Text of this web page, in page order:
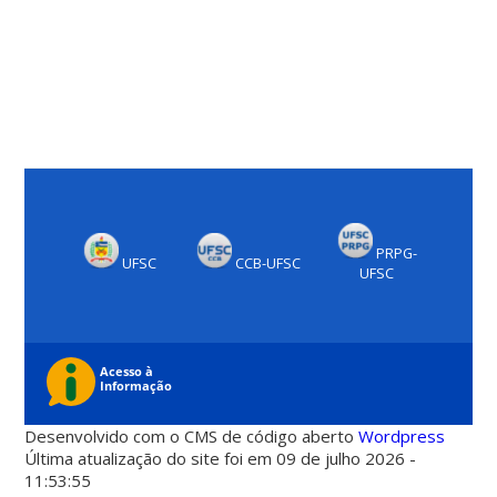
UFSC CCB-UFSC
PRPG-
UFSC
Desenvolvido com o CMS de código abertoWordpress
Última atualização do site foi em 09 de julho 2026 -
11:53:55